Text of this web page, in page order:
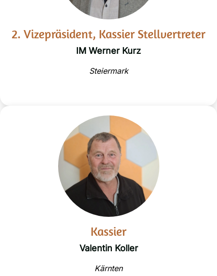
2. Vizepräsident, Kassier Stellvertreter
IM Werner Kurz
Steiermark
Kassier
Valentin Koller​
Kärnten